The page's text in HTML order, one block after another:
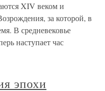
XIV веком и
за которой, в
В средневековье
наступает час
эпохи